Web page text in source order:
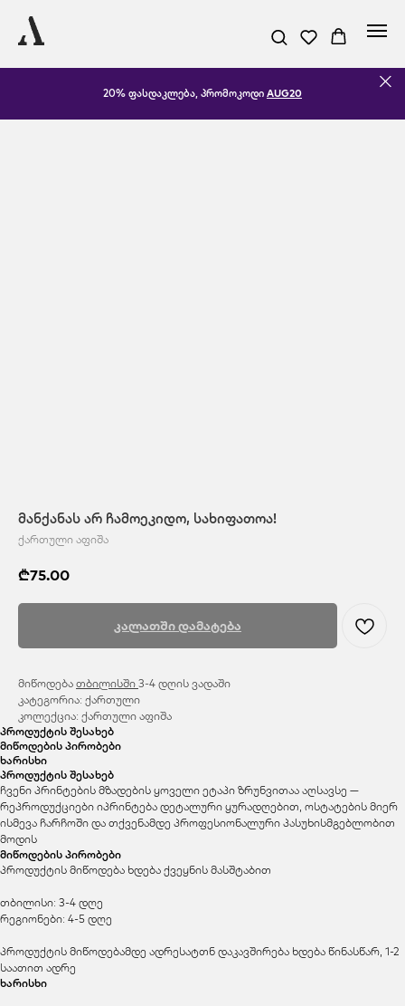
20% ფასდაკლება, პრომოკოდი AUG20
მანქანას არ ჩამოეკიდო, სახიფათოა!
ქართული აფიშა
₾75.00
კალათში დამატება
მიწოდება თბილისში 3-4 დღის ვადაში
კატეგორია: ქართული
კოლექცია: ქართული აფიშა
პროდუქტის შესახებ
მიწოდების პირობები
ხარისხი
პროდუქტის შესახებ
ჩვენი პრინტების მზადების ყოველი ეტაპი ზრუნვითაა აღსავსე —
რეპროდუქციები იპრინტება დეტალური ყურადღებით, ოსტატების მიერ
ისმევა ჩარჩოში და თქვენამდე პროფესიონალური პასუხისმგებლობით
მოდის
მიწოდების პირობები
პროდუქტის მიწოდება ხდება ქვეყნის მასშტაბით
თბილისი: 3-4 დღე
რეგიონები: 4-5 დღე
პროდუქტის მიწოდებამდე ადრესატთნ დაკავშირება ხდება წინასწარ, 1-2
საათით ადრე
ხარისხი